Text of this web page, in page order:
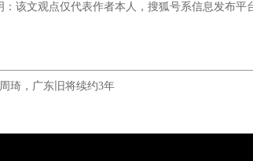
该文观点仅代表作者本人，搜狐号系信息发布平
琦，广东旧将续约3年